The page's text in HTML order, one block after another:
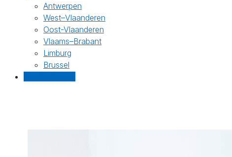
Antwerpen
West–Vlaanderen
Oost-Vlaanderen
Vlaams–Brabant
Limburg
Brussel